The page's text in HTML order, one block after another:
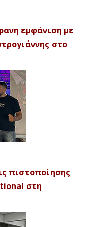
εμφάνιση με
στο
πιστοποίησης
στη